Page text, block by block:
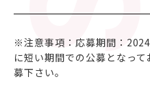
※注意事項：応募期間：
に短い期間での公募となっ
募下さい。